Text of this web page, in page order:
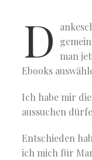
D
man
Ebooks
Ich habe mir
aussuchen
Entschieden
ich mich für